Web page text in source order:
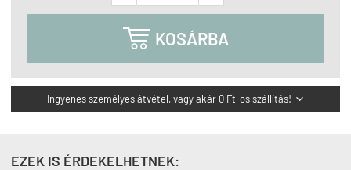
 KOSÁRBA
Ingyenes személyes átvétel, vagy akár 0 Ft-os szállítás! 
EZEK IS ÉRDEKELHETNEK: